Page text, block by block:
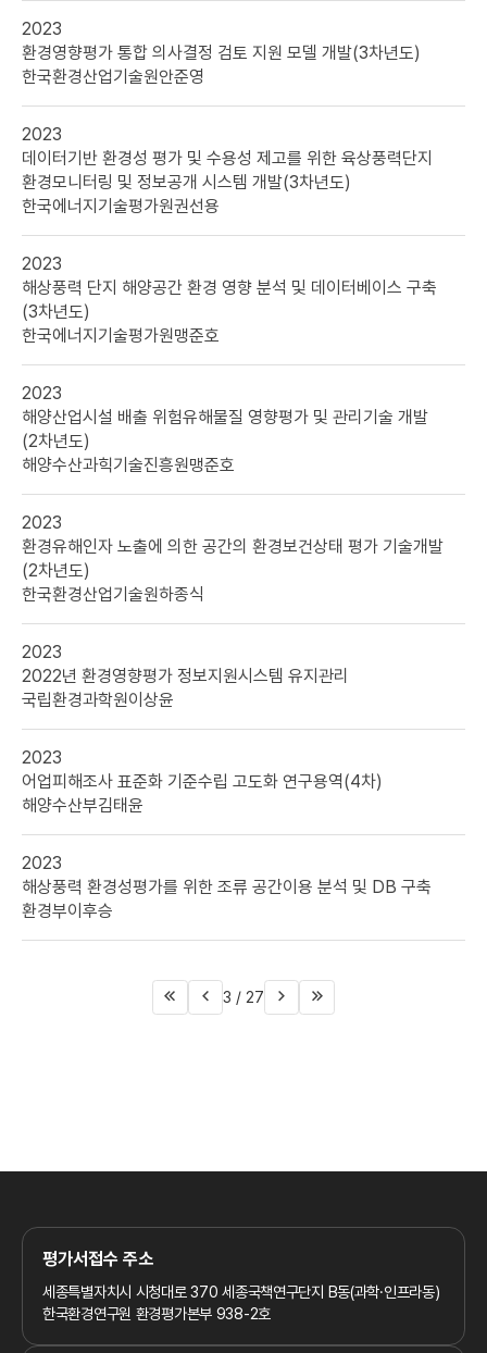
2023
환경영향평가 통합 의사결정 검토 지원 모델 개발(3차년도)
한국환경산업기술원안준영
2023
데이터기반 환경성 평가 및 수용성 제고를 위한 육상풍력단지
환경모니터링 및 정보공개 시스템 개발(3차년도)
한국에너지기술평가원권선용
2023
해상풍력 단지 해양공간 환경 영향 분석 및 데이터베이스 구축
(3차년도)
한국에너지기술평가원맹준호
2023
해양산업시설 배출 위험유해물질 영향평가 및 관리기술 개발
(2차년도)
해양수산과힉기술진흥원맹준호
2023
환경유해인자 노출에 의한 공간의 환경보건상태 평가 기술개발
(2차년도)
한국환경산업기술원하종식
2023
2022년 환경영향평가 정보지원시스템 유지관리
국립환경과학원이상윤
2023
어업피해조사 표준화 기준수립 고도화 연구용역(4차)
해양수산부김태윤
2023
해상풍력 환경성평가를 위한 조류 공간이용 분석 및 DB 구축
환경부이후승
첫
이전
3 / 27
다음마지막
평가서접수 주소
세종특별자치시 시청대로 370세종국책연구단지 B동(과학·인프라동)
한국환경연구원 환경평가본부 938-2호